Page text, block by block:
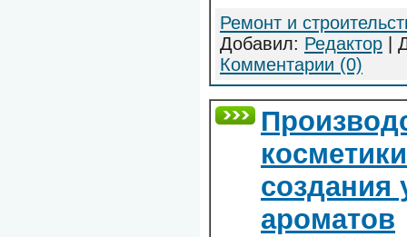
Ремонт и
Добавил: Редактор |
Комментарии (0)
создания
ароматов